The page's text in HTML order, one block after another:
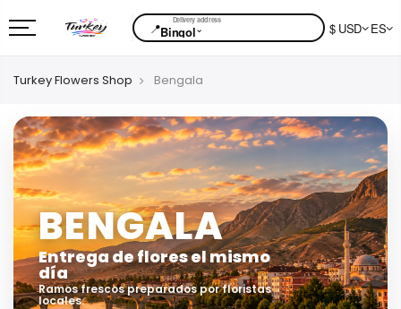
📍Bingol⌄ $ USD ES
Turkey Flowers Shop Bengala
BENGALA
Entrega de flores el mismo
día
Ramos frescos preparados por floristas
locales.